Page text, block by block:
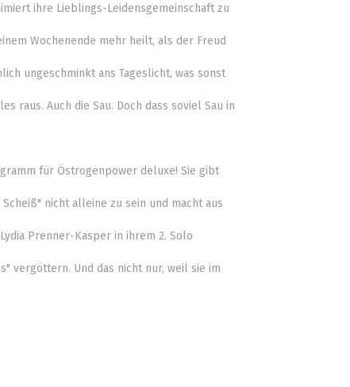
ihre Lieblings-Leidensgemeinschaft zu
Wochenende mehr heilt, als der Freud
ungeschminkt ans Tageslicht, was sonst
raus. Auch die Sau. Doch dass soviel Sau in
für Östrogenpower deluxe! Sie gibt
nicht alleine zu sein und macht aus
Prenner-Kasper in ihrem 2. Solo
vergöttern. Und das nicht nur, weil sie im